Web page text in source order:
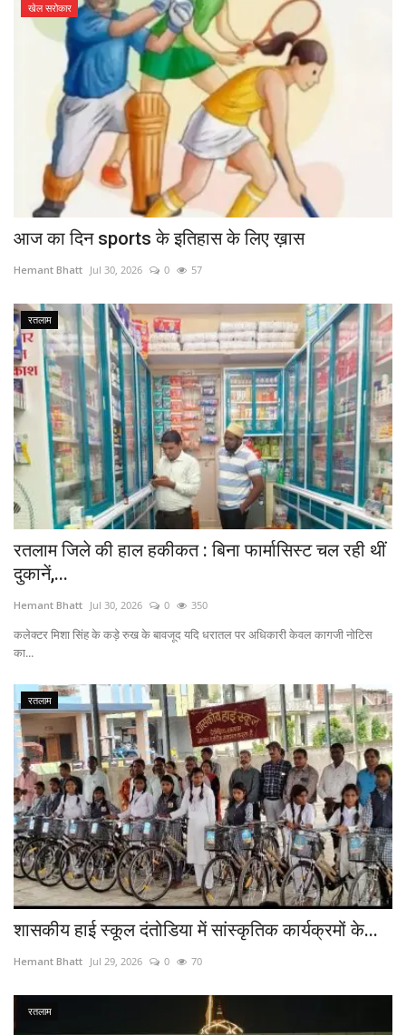
खेल सरोकार
आज का दिन sports के इतिहास के लिए ख़ास
Hemant Bhatt Jul 30, 2026 0 57
रतलाम
रतलाम जिले की हाल हकीकत : बिना फार्मासिस्ट चल रही थीं
दुकानें,...
Hemant Bhatt Jul 30, 2026 0 350
कलेक्टर मिशा सिंह के कड़े रुख के बावजूद यदि धरातल पर अधिकारी केवल कागजी नोटिस
का...
रतलाम
शासकीय हाई स्कूल दंतोडिया में सांस्कृतिक कार्यक्रमों के...
Hemant Bhatt Jul 29, 2026 0 70
रतलाम